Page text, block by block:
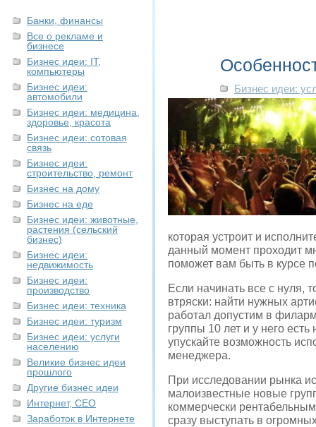
Банки, финансы
Все о рекламе и
бизнесе
Бизнес идеи: IT,
компьютеры
Бизнес идеи:
автомобили
Бизнес идеи: медицина,
здоровье, красота
Бизнес идеи: сотовая
связь
Бизнес идеи:
строительство, ремонт
Бизнес на дому
Бизнес на еде
Бизнес идеи: животные,
растения (сельский
бизнес)
Бизнес идеи:
недвижимость
Бизнес идеи:
производство
Бизнес идеи: техника
Бизнес идеи: туризм
Бизнес идеи: услуги
населению
Великие бизнес идеи
прошлого
Другие бизнес идеи
Интернет, СЕО
Заработок в Интернете
Бизнес идеи:
которая устроит и
данный момент проходит
поможет вам быть в курсе
Если начинать все с нуля,
втряски: найти нужных
работал допустим в
группы 10 лет и у него
упускайте возможность
менеджера.
При исследовании рынка
малоизвестные новые
коммерчески
сразу выступать в